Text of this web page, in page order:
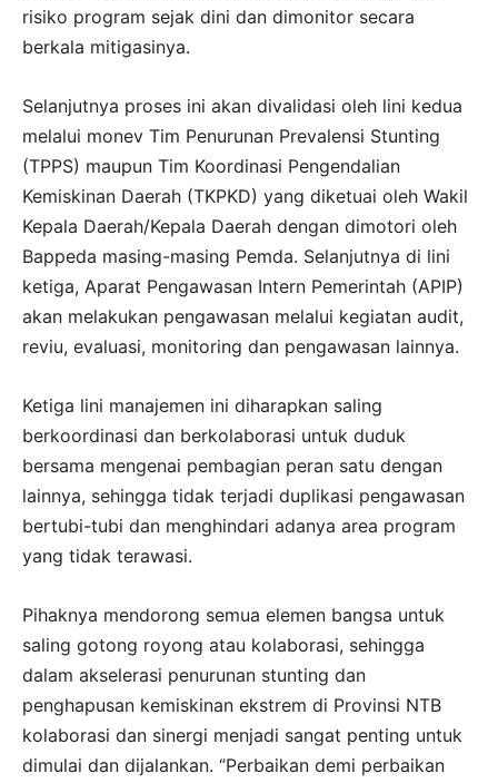
risiko program sejak dini dan dimonitor secara
berkala mitigasinya.
Selanjutnya proses ini akan divalidasi oleh lini kedua
melalui monev Tim Penurunan Prevalensi Stunting
(TPPS) maupun Tim Koordinasi Pengendalian
Kemiskinan Daerah (TKPKD) yang diketuai oleh Wakil
Kepala Daerah/Kepala Daerah dengan dimotori oleh
Bappeda masing-masing Pemda. Selanjutnya di lini
ketiga, Aparat Pengawasan Intern Pemerintah (APIP)
akan melakukan pengawasan melalui kegiatan audit,
reviu, evaluasi, monitoring dan pengawasan lainnya.
Ketiga lini manajemen ini diharapkan saling
berkoordinasi dan berkolaborasi untuk duduk
bersama mengenai pembagian peran satu dengan
lainnya, sehingga tidak terjadi duplikasi pengawasan
bertubi-tubi dan menghindari adanya area program
yang tidak terawasi.
Pihaknya mendorong semua elemen bangsa untuk
saling gotong royong atau kolaborasi, sehingga
dalam akselerasi penurunan stunting dan
penghapusan kemiskinan ekstrem di Provinsi NTB
kolaborasi dan sinergi menjadi sangat penting untuk
dimulai dan dijalankan. ‘’Perbaikan demi perbaikan